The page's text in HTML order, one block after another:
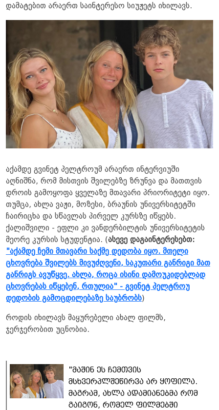
დამატებით არაერთ საინტერესო სიუჟეტს იხილავს.
აქამდე გვინეტ პელტროუმ არაერთ ინტერვიუში
აღნიშნა, რომ მისთვის შვილებზე ზრუნვა და მათთვის
დროის გამოყოფა ყველაზე მთავარი პრიორიტეტი იყო.
თუმცა, ახლა ვაჟი, მოზესი, ბრაუნის უნივერსიტეტში
ჩაირიცხა და სწავლას პირველ კურსზე იწყებს.
ქალიშვილი - ეფლი კი ვანდერბილტის უნივერსიტეტის
მეორე კურსის სტუდენტია. (ასევე დაგაინტერესებთ:
"აქამდე ჩემი მთავარი საქმე დედობა იყო. მთელი
ცხოვრება შვილებს მივუძღვენი, საკუთარი განრიგი მათ
განრიგს ავუწყვე. ახლა, როცა ისინი დამოუკიდებლად
ცხოვრებას იწყებენ, რთულია" - გვინეტ პელტროუ
დედობის გამოცდილებაზე საუბრობს)
როდის იხილავს მაყურებელი ახალ ფილმს,
ჯერჯერობით უცნობია.
"მაშინ ეს ჩემთვის
მსხვერპლშეწირვა არ ყოფილა.
მაგრამ, ახლა ადამიანებმა რომ
გაიგონ, რომელ ფილმებში